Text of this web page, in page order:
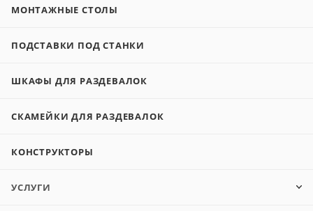
МОНТАЖНЫЕ СТОЛЫ
ПОДСТАВКИ ПОД СТАНКИ
ШКАФЫ ДЛЯ РАЗДЕВАЛОК
СКАМЕЙКИ ДЛЯ РАЗДЕВАЛОК
КОНСТРУКТОРЫ
УСЛУГИ